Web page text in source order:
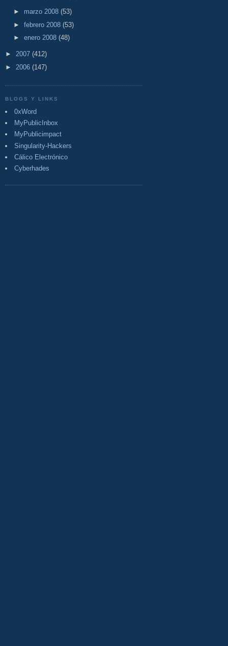
► marzo 2008 (53)
► febrero 2008 (53)
► enero 2008 (48)
► 2007 (412)
► 2006 (147)
BLOGS Y LINKS
0xWord
MyPublicInbox
MyPublicimpact
Singularity-Hackers
Cálico Electrónico
Cyberhades